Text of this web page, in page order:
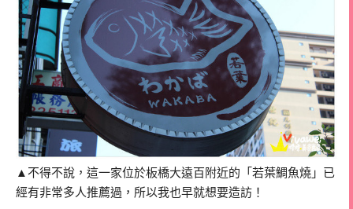
▲不得不說，這一家位於板橋大遠百附近的「若葉鯛魚燒」已
經有非常多人推薦過，所以我也早就想要造訪！